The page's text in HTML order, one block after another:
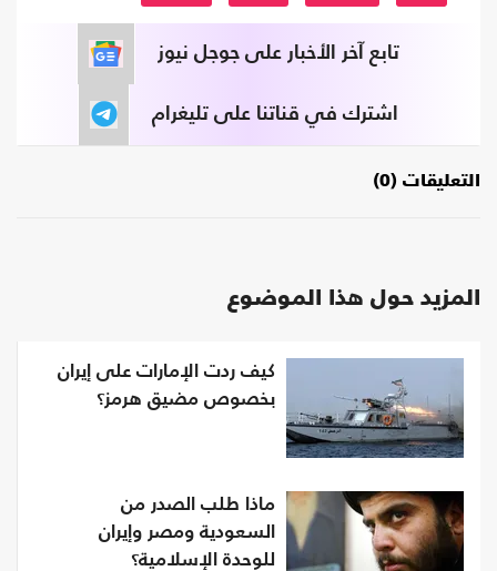
تابع آخر الأخبار على جوجل نيوز
اشترك في قناتنا على تليغرام
التعليقات (0)
المزيد حول هذا الموضوع
كيف ردت الإمارات على إيران
بخصوص مضيق هرمز؟
ماذا طلب الصدر من
السعودية ومصر وإيران
للوحدة الإسلامية؟